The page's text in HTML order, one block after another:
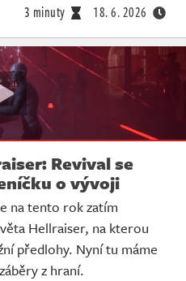
3 minuty 18. 6. 2026
Revival se
o vývoji
na tento rok zatím
Hellraiser, na kterou
předlohy. Nyní tu máme
z hraní.